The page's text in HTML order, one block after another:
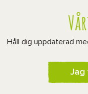
Håll dig uppdaterad
Jag